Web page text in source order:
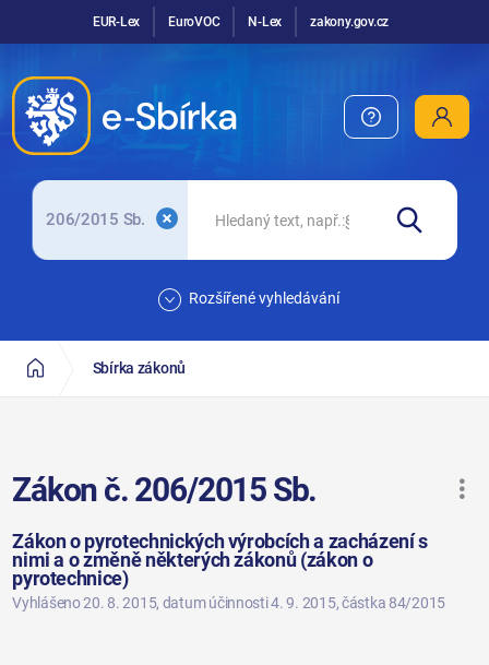
EUR-Lex EuroVOC N-Lex zakony.gov.cz
206/2015 Sb.
Rozšířené vyhledávání
Sbírka zákonů
Zákon č. 206/2015 Sb.
Zákon o pyrotechnických výrobcích a zacházení s
nimi a o změně některých zákonů (zákon o
pyrotechnice)
Vyhlášeno 20. 8. 2015, datum účinnosti 4. 9. 2015, částka 84/2015